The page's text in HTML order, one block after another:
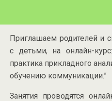
Приглашаем родителей и
с детьми, на онлайн-
практика прикладного
обучению коммуникации.”
Занятия проводятся